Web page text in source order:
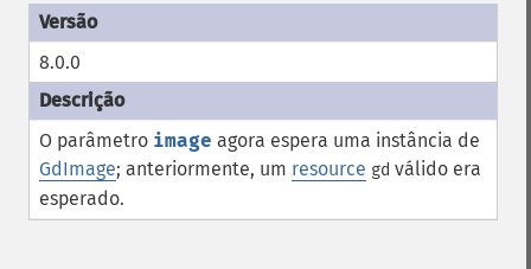
8.0.0
O parâmetro image agora espera uma instância de
GdImage; anteriormente, um resource gd válido era
esperado.